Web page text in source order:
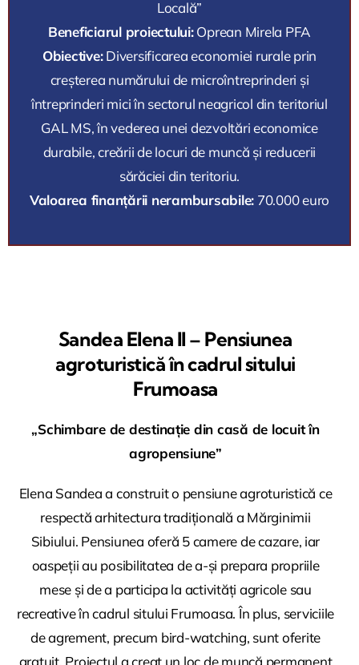
Locală”
Beneficiarul proiectului:Oprean Mirela PFA
Obiective:Diversificarea economiei rurale prin
creșterea numărului de microîntreprinderi și
întreprinderi mici în sectorul neagricol din teritoriul
GAL MS, în vederea unei dezvoltări economice
durabile, creării de locuri de muncă și reducerii
sărăciei din teritoriu.
Valoarea finanțării nerambursabile: 70.000 euro
Sandea Elena II – Pensiunea
agroturistică în cadrul sitului
Frumoasa
„Schimbare de destinație din casă de locuit în
agropensiune”
Elena Sandea a construit o pensiune agroturistică ce
respectă arhitectura tradițională a Mărginimii
Sibiului. Pensiunea oferă 5 camere de cazare, iar
oaspeții au posibilitatea de a-și prepara propriile
mese și de a participa la activități agricole sau
recreative în cadrul sitului Frumoasa. În plus, serviciile
de agrement, precum bird-watching, sunt oferite
gratuit. Proiectul a creat un loc de muncă permanent